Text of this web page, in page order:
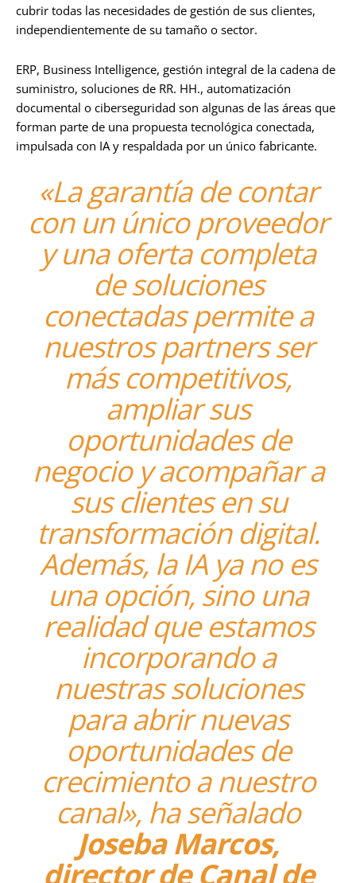
cubrir todas las necesidades de gestión de sus clientes,
independientemente de su tamaño o sector.
ERP, Business Intelligence, gestión integral de la cadena de
suministro, soluciones de RR. HH., automatización
documental o ciberseguridad son algunas de las áreas que
forman parte de una propuesta tecnológica conectada,
impulsada con IA y respaldada por un único fabricante.
«La garantía de contar
con un único proveedor
y una oferta completa
de soluciones
conectadas permite a
nuestros partners ser
más competitivos,
ampliar sus
oportunidades de
negocio y acompañar a
sus clientes en su
transformación digital.
Además, la IA ya no es
una opción, sino una
realidad que estamos
incorporando a
nuestras soluciones
para abrir nuevas
oportunidades de
crecimiento a nuestro
canal», ha señalado
Joseba Marcos,
director de Canal de